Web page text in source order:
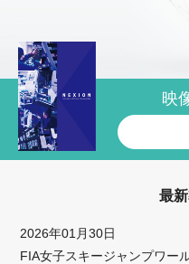
映
最
2026年01月30日
FIA女子スキージャンプワー